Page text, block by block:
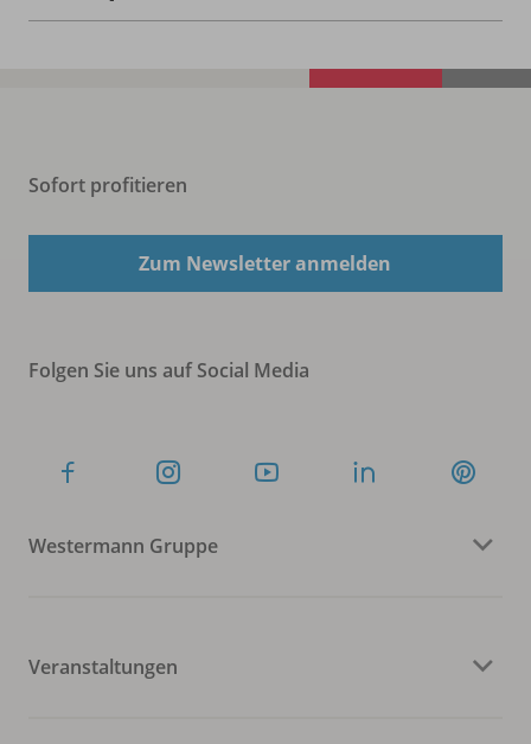
Sofort profitieren
Zum Newsletter anmelden
Folgen Sie uns auf Social Media
Westermann Gruppe
Veranstaltungen